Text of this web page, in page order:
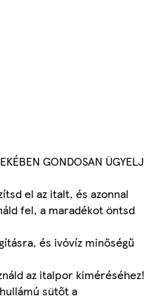
GONDOSAN ÜGYELJ
el az italt, és azonnal
fel, a maradékot öntsd
és ivóvíz minőségű
az italpor kiméréséhez!
sütőt a